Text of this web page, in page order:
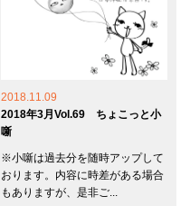
2018.11.09
2018年3月Vol.69 ちょこっと小
噺
※小噺は過去分を随時アップして
おります。内容に時差がある場合
もありますが、是非ご...